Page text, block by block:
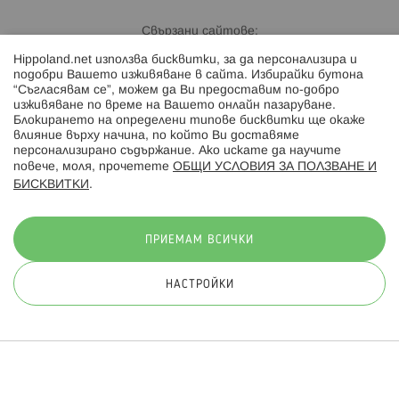
Свързани сайтове:
Hippoland.ro
Последвайте ни:
© 2026 Hippoland.net. Всички права запазени
Hippoland.net използва бисквитки, за да персонализира и
подобри Вашето изживяване в сайта. Избирайки бутона
“Съгласявам се”, можем да Ви предоставим по-добро
изживяване по време на Вашето онлайн пазаруване.
Блокирането на определени типове бисквитки ще окаже
влияние върху начина, по който Ви доставяме
персонализирано съдържание. Ако искате да научите
повече, моля, прочетете ОБЩИ УСЛОВИЯ ЗА ПОЛЗВАНЕ И
БИСКВИТКИ .
ПРИЕМАМ ВСИЧКИ
НАСТРОЙКИ